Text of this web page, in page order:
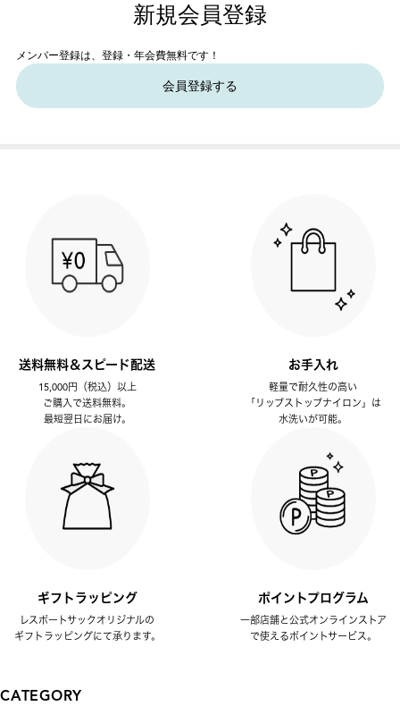
新規会員登録
メンバー登録は、登録・年会費無料です！
会員登録する
送料無料＆スピード配送
15,000円（税込）以上
ご購入で送料無料。
最短翌日にお届け。
お手入れ
軽量で耐久性の高い
「リップストップナイロン」は
水洗いが可能。
ギフトラッピング
レスポートサックオリジナルの
ギフトラッピングにて承ります。
ポイントプログラム
一部店舗と公式オンラインストア
で使えるポイントサービス。
CATEGORY